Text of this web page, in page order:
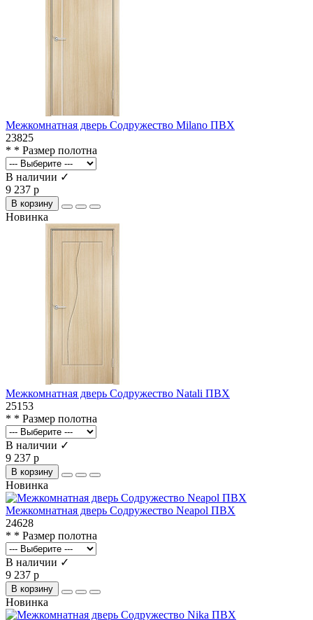
Межкомнатная дверь Содружество Milano ПВХ
23825
* * Размер полотна
В наличии ✓
9 237 р
В корзину
Новинка
Межкомнатная дверь Содружество Natali ПВХ
25153
* * Размер полотна
В наличии ✓
9 237 р
В корзину
Новинка
Межкомнатная дверь Содружество Neapol ПВХ
24628
* * Размер полотна
В наличии ✓
9 237 р
В корзину
Новинка